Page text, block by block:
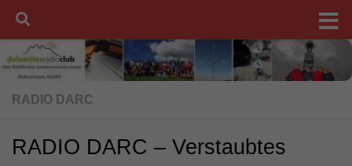
Unter dem Inhalt
RADIO DARC
RADIO DARC – Verstaubtes